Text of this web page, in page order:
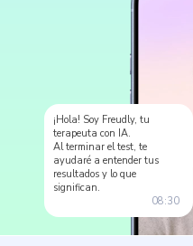
¡Hola! Soy Freudly, tu
terapeuta con IA.
Al terminar el test, te
ayudaré a entender tus
resultados y lo que
significan.
08:30